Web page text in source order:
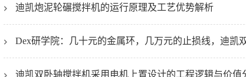
迪凯炮泥轮碾搅拌机的运行原理及工艺优势解析
Dex研学院：几十元的金属环，几万元的止损线，迪凯
迪凯双卧轴搅拌机采用电机上置设计的工程逻辑与价值